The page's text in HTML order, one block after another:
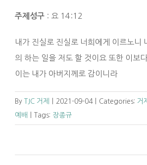
주제성구 : 요 14:12
내가 진실로 진실로 너희에게 이르노니
의 하는 일을 저도 할 것이요 또한 이보
이는 내가 아버지께로 감이니라
By TJC 거제 2021-09-04 Categories: 거
예배
Tags: 장종규